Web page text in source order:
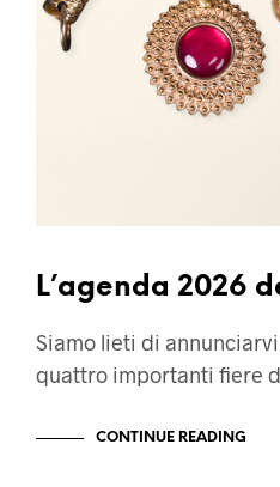
L’agenda 2026
Siamo lieti di
quattro importanti fiere
CONTINUE READING